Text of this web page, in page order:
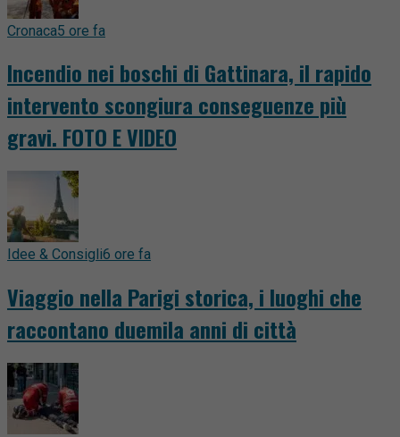
Cronaca5 ore fa
Incendio nei boschi di Gattinara, il rapido
intervento scongiura conseguenze più
gravi. FOTO E VIDEO
Idee & Consigli6 ore fa
Viaggio nella Parigi storica, i luoghi che
raccontano duemila anni di città